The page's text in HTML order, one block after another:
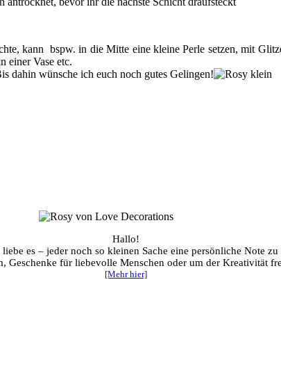
kann bspw. in die Mitte eine kleine Perle setzen, mit
einer Vase etc.
dahin wünsche ich euch noch gutes Gelingen!
Hallo!
es – jeder noch so kleinen Sache eine persönliche Note zu
Geschenke für liebevolle Menschen oder um der Kreativität
[Mehr hier]